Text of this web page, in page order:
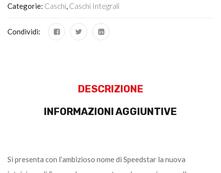
Categorie: Caschi, Caschi Integrali
Condividi:
DESCRIZIONE
INFORMAZIONI AGGIUNTIVE
Si presenta con l’ambizioso nome di Speedstar la nuova